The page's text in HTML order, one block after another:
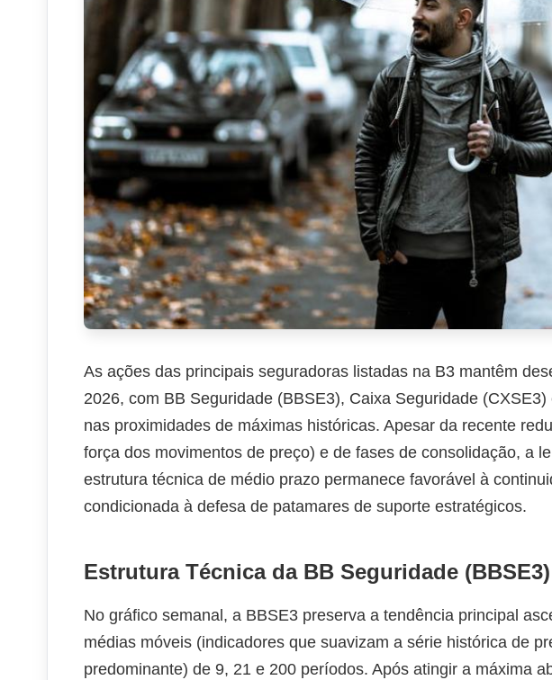
As ações das principais seguradoras listadas na B3 mantêm
2026, com BB Seguridade (BBSE3), Caixa Seguridade
nas proximidades de máximas históricas. Apesar da recente
força dos movimentos de preço) e de fases de consolidação, a
estrutura técnica de médio prazo permanece favorável à
condicionada à defesa de patamares de suporte estratégicos.
Estrutura Técnica da BB Seguridade (BBSE3)
No gráfico semanal, a BBSE3 preserva a tendência principal
médias móveis (indicadores que suavizam a série histórica de
predominante) de 9, 21 e 200 períodos. Após atingir a máxima